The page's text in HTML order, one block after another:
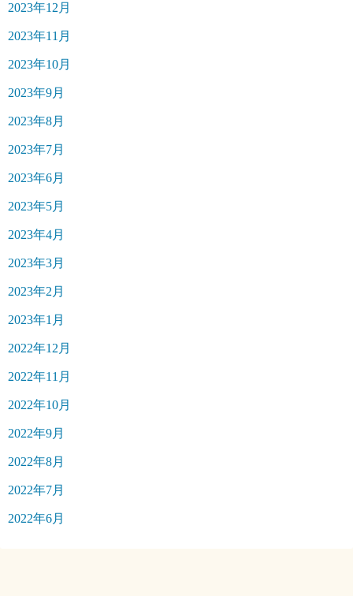
2023年12月
2023年11月
2023年10月
2023年9月
2023年8月
2023年7月
2023年6月
2023年5月
2023年4月
2023年3月
2023年2月
2023年1月
2022年12月
2022年11月
2022年10月
2022年9月
2022年8月
2022年7月
2022年6月